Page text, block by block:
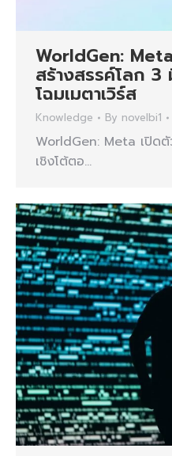
WorldGen:
สร้างสรรค์โลก
โฉมเมตาเวิร์ส
Knowledge By novelbi1
WorldGen: Meta เปิด
เชิงโต้ตอ…